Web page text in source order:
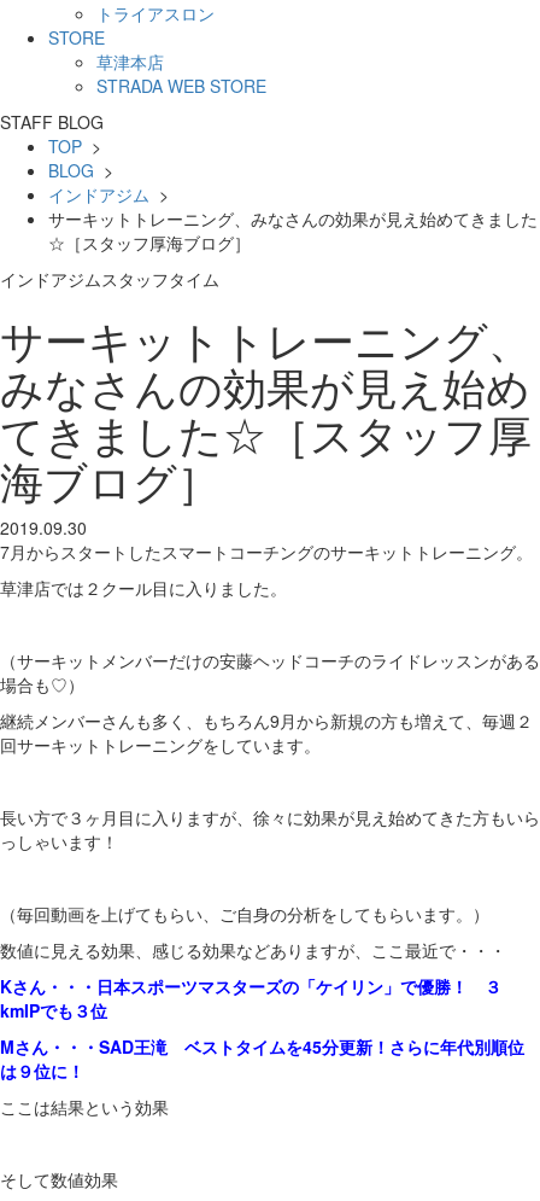
トライアスロン
STORE
草津本店
STRADA WEB STORE
STAFF BLOG
TOP >
BLOG >
インドアジム >
サーキットトレーニング、みなさんの効果が見え始めてきました
☆［スタッフ厚海ブログ］
インドアジム スタッフタイム
サーキットトレーニング、
みなさんの効果が見え始め
てきました☆［スタッフ厚
海ブログ］
2019.09.30
7月からスタートしたスマートコーチングのサーキットトレーニング。
草津店では２クール目に入りました。
（サーキットメンバーだけの安藤ヘッドコーチのライドレッスンがある
場合も♡）
継続メンバーさんも多く、もちろん9月から新規の方も増えて、毎週２
回サーキットトレーニングをしています。
長い方で３ヶ月目に入りますが、徐々に効果が見え始めてきた方もいら
っしゃいます！
（毎回動画を上げてもらい、ご自身の分析をしてもらいます。）
数値に見える効果、感じる効果などありますが、ここ最近で・・・
Kさん・・・日本スポーツマスターズの「ケイリン」で優勝！ ３
kmIPでも３位
Mさん・・・SAD王滝 ベストタイムを45分更新！さらに年代別順位
は９位に！
ここは結果という効果
そして数値効果